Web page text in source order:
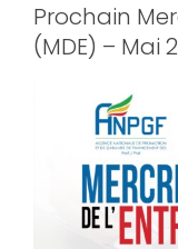
Prochain
(MDE) – Mai